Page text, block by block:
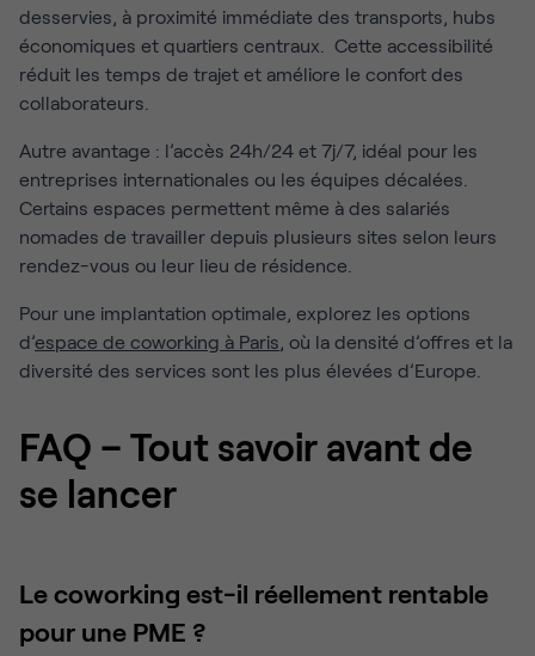
desservies, à proximité immédiate des transports, hubs
économiques et quartiers centraux. Cette accessibilité
réduit les temps de trajet et améliore le confort des
collaborateurs.
Autre avantage : l’accès 24h/24 et 7j/7, idéal pour les
entreprises internationales ou les équipes décalées.
Certains espaces permettent même à des salariés
nomades de travailler depuis plusieurs sites selon leurs
rendez-vous ou leur lieu de résidence.
Pour une implantation optimale, explorez les options
d’espace de coworking à Paris, où la densité d’offres et la
diversité des services sont les plus élevées d’Europe.
FAQ – Tout savoir avant de
se lancer
Le coworking est-il réellement rentable
pour une PME ?